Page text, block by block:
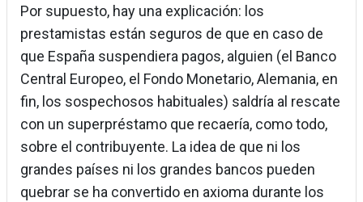
Por supuesto, hay una explicación: los
prestamistas están seguros de que en caso de
que España suspendiera pagos, alguien (el Banco
Central Europeo, el Fondo Monetario, Alemania, en
fin, los sospechosos habituales) saldría al rescate
con un superpréstamo que recaería, como todo,
sobre el contribuyente. La idea de que ni los
grandes países ni los grandes bancos pueden
quebrar se ha convertido en axioma durante los